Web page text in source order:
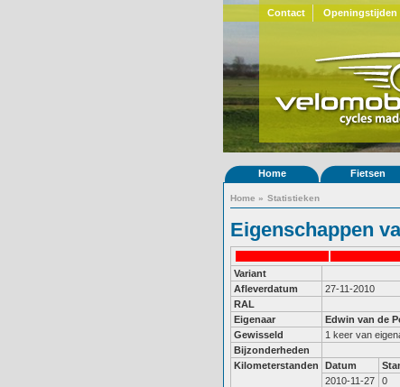
Contact Openingstijden
Home Fietsen
Home » Statistieken
Eigenschappen
Variant
Afleverdatum
27-11-2010
RAL
Eigenaar
Edwin van de
Gewisseld
1 keer van
Bijzonderheden
Kilometerstanden
Datum
2010-11-27
0